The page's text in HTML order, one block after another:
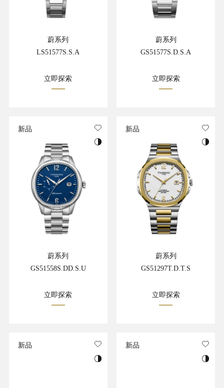
蔚系列
LS51577S.S.A
立即探索
蔚系列
GS51577S.D.S.A
立即探索
蔚系列
GS51558S.DD.S.U
立即探索
新品
蔚系列
GS51297T.D.T.S
立即探索
新品
新品 新品